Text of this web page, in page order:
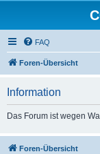
FAQ
Foren-Übersicht
Information
Das Forum ist wegen
Foren-Übersicht